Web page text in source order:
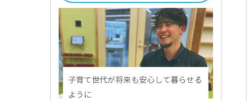
子育て世代が将来も安心して暮らせる
ように